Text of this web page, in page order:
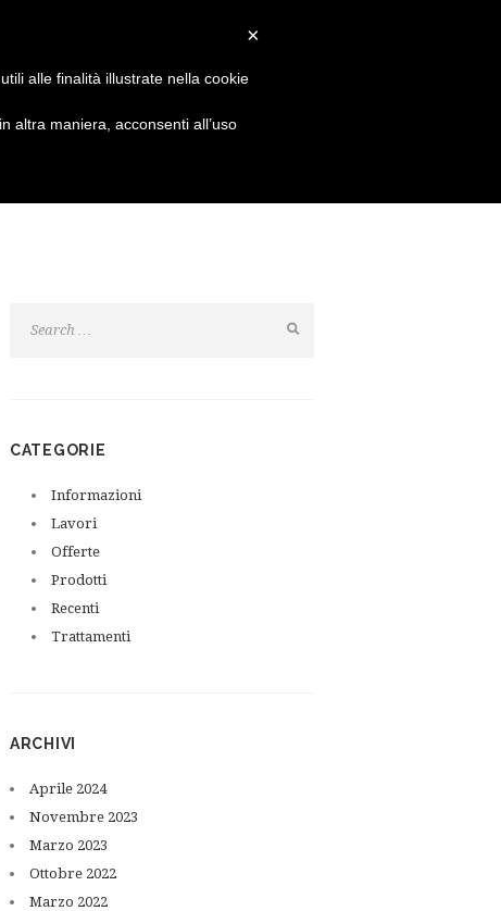
CATEGORIE
Informazioni
Lavori
Offerte
Prodotti
Recenti
Trattamenti
ARCHIVI
Aprile 2024
Novembre 2023
Marzo 2023
Ottobre 2022
Marzo 2022
×
alle finalità illustrate nella cookie
altra maniera, acconsenti all’uso